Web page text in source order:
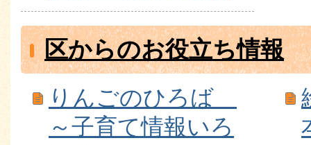
区からのお役立ち情報
りんごのひろば
～子育て情報いろ